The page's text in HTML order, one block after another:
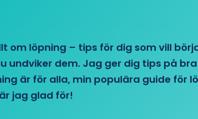
om löpning – tips för dig som vill
undviker dem. Jag ger dig tips på
är för alla, min populära guide
jag glad för!